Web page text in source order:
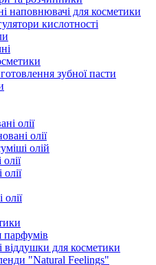
наповнювачі для косметики
кислотності
зубної пасти
олії
олії
олій
парфумів
віддушки для косметики
"Natural Feelings"